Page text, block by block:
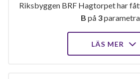
Riksbyggen BRF Hagtorpet har
B på 3
LÄS MER